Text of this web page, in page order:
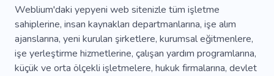
Güvenlik Görevlisi Eşliğinde
Hizmetler
Weblium'daki yepyeni web sitenizle tüm işletme
sahiplerine, insan kaynakları departmanlarına, işe alım
ajanslarına, yeni kurulan şirketlere, kurumsal eğitmenlere,
işe yerleştirme hizmetlerine, çalışan yardım programlarına,
küçük ve orta ölçekli işletmelere, hukuk firmalarına, devlet